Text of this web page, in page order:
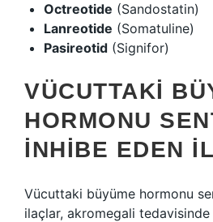
Octreotide (Sandostatin)
Lanreotide (Somatuline)
Pasireotid (Signifor)
VÜCUTTAKI
HORMONU
İNHIBE EDEN
Vücuttaki büyüme hormonu
ilaçlar, akromegali tedavisinde